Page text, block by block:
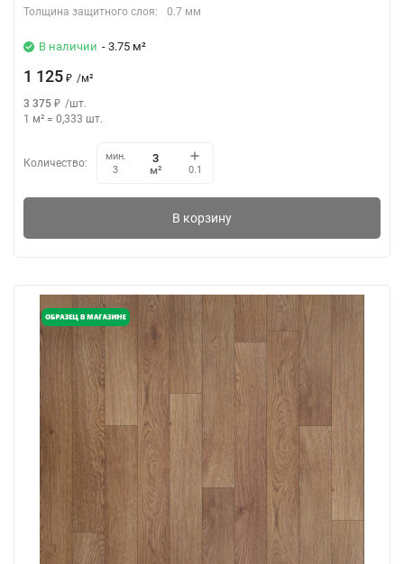
Толщина защитного слоя:
0.7 мм
В наличии - 3.75 м²
1 125 ₽ /м²
3 375 ₽ /шт.
1 м² = 0,333 шт.
Количество:
мин.
3
м² 0.1
В корзину